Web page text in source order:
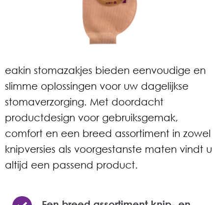
eakin stomazakjes bieden eenvoudige en
slimme oplossingen voor uw dagelijkse
stomaverzorging. Met doordacht
productdesign voor gebruiksgemak,
comfort en een breed assortiment in zowel
knipversies als voorgestanste maten vindt u
altijd een passend product.